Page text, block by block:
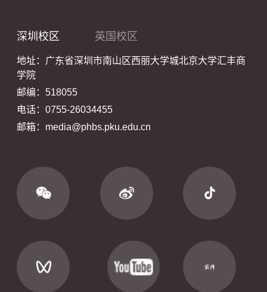
深圳校区 英国校区
地址：广东省深圳市南山区西丽大学城北京大学汇丰商
学院
邮编：518055
电话：0755-26034455
邮箱：media@phbs.pku.edu.cn